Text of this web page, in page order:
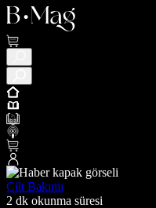
Cilt Bakımı
2 dk okunma süresi